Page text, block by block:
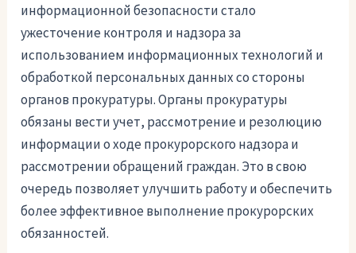
информационной безопасности стало
ужесточение контроля и надзора за
использованием информационных технологий и
обработкой персональных данных со стороны
органов прокуратуры. Органы прокуратуры
обязаны вести учет, рассмотрение и резолюцию
информации о ходе прокурорского надзора и
рассмотрении обращений граждан. Это в свою
очередь позволяет улучшить работу и обеспечить
более эффективное выполнение прокурорских
обязанностей.